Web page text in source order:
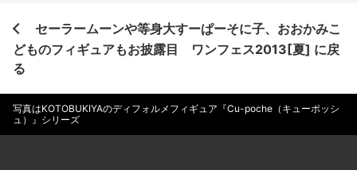
セーラームーンや等身大すーぱーそに子、おおかみこ
どものフィギュアもお披露目 ワンフェス2013[夏] に戻
る
写真はKOTOBUKIYAのディフォルメフィギュア『Cu-poche（キューポッシ
ュ）』シリーズ